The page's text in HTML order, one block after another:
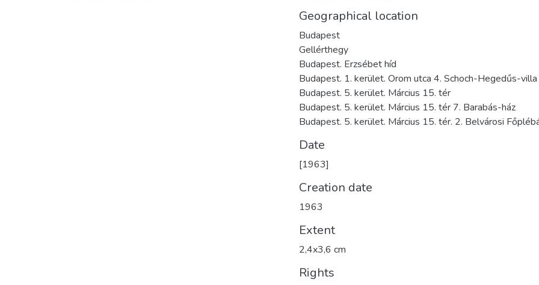
Geographical location
Budapest
Gellérthegy
Budapest. Erzsébet híd
Budapest. 1. kerület. Orom utca 4. Schoch-Hegedűs-villa
Budapest. 5. kerület. Március 15. tér
Budapest. 5. kerület. Március 15. tér 7. Barabás-ház
Budapest. 5. kerület. Március 15. tér. 2. Belvárosi
Date
[1963]
Creation date
1963
Extent
2,4x3,6 cm
Rights